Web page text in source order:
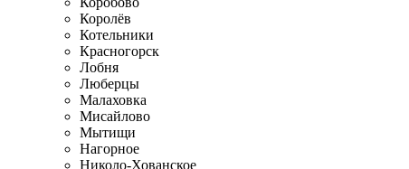
Королёв
Котельники
Красногорск
Лобня
Люберцы
Малаховка
Мисайлово
Мытищи
Нагорное
Николо-Хованское